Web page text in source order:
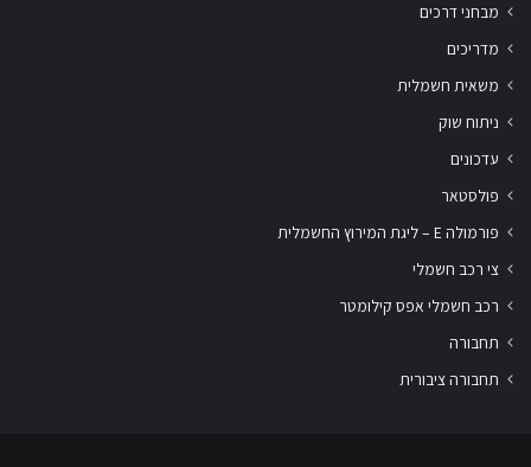
מבחני דרכים
מדריכים
משאית חשמלית
ניתוח שוק
עדכונים
פולסטאר
פורמולה E – ליגת המירוץ החשמלית
צי רכב חשמלי
רכב חשמלי אפס קילומטר
תחבורה
תחבורה ציבורית